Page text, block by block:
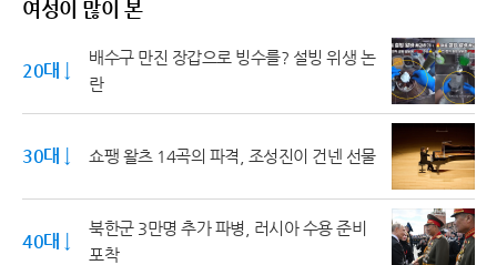
여성이 많이 본
20대 ↓
배수구 만진 장갑으로 빙수를? 설빙 위생 논
란
30대 ↓ 쇼팽 왈츠 14곡의 파격, 조성진이 건넨 선물
40대 ↓
북한군 3만명 추가 파병, 러시아 수용 준비
포착